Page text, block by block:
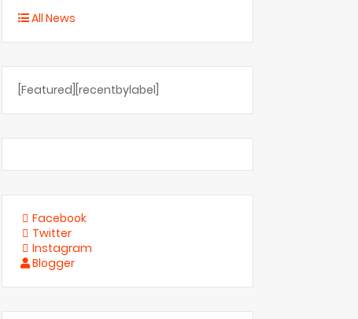
All News
[Featured][recentbylabel]
Facebook
Twitter
Instagram
Blogger